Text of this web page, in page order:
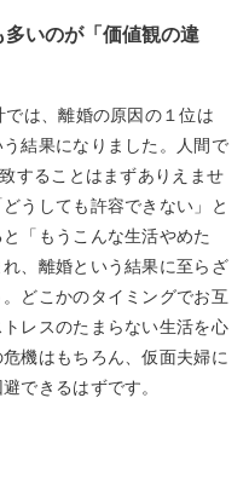
いのが「価値観の違
は、離婚の原因の１位は
う結果になりました。人間で
することはまずありえませ
うしても許容できない」と
「もうこんな生活やめた
、離婚という結果に至らざ
どこかのタイミングでお互
レスのたまらない生活を心
機はもちろん、仮面夫婦に
できるはずです。